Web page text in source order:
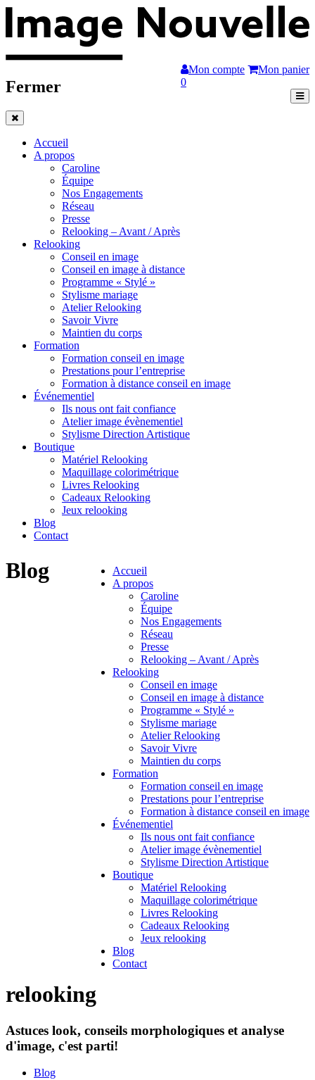
Mon compte
Mon panier
0
Fermer
Accueil
A propos
Caroline
Équipe
Nos Engagements
Réseau
Presse
Relooking – Avant / Après
Relooking
Conseil en image
Conseil en image à distance
Programme « Stylé »
Stylisme mariage
Atelier Relooking
Savoir Vivre
Maintien du corps
Formation
Formation conseil en image
Prestations pour l’entreprise
Formation à distance conseil en image
Événementiel
Ils nous ont fait confiance
Atelier image évènementiel
Stylisme Direction Artistique
Boutique
Matériel Relooking
Maquillage colorimétrique
Livres Relooking
Cadeaux Relooking
Jeux relooking
Blog
Contact
Accueil
A propos
Caroline
Équipe
Nos Engagements
Réseau
Presse
Relooking – Avant / Après
Relooking
Conseil en image
Conseil en image à distance
Programme « Stylé »
Stylisme mariage
Atelier Relooking
Savoir Vivre
Maintien du corps
Formation
Formation conseil en image
Prestations pour l’entreprise
Formation à distance conseil en image
Événementiel
Ils nous ont fait confiance
Atelier image évènementiel
Stylisme Direction Artistique
Boutique
Matériel Relooking
Maquillage colorimétrique
Livres Relooking
Cadeaux Relooking
Jeux relooking
Blog
Contact
Blog
relooking
Astuces look, conseils morphologiques et analyse
d'image, c'est parti!
Blog